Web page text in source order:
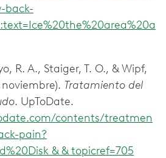
back-
R. A., Staiger, T. O., & Wipf,
Tratamiento del
. UpToDate.
contents/treatmen
pain?
& & topicref=705